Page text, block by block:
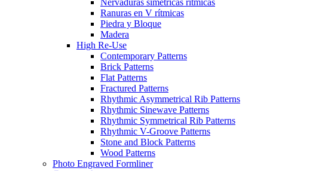
Ranuras en V rítmicas
Piedra y Bloque
Madera
High Re-Use
Contemporary Patterns
Brick Patterns
Flat Patterns
Fractured Patterns
Rhythmic Asymmetrical Rib Patterns
Rhythmic Sinewave Patterns
Rhythmic Symmetrical Rib Patterns
Rhythmic V-Groove Patterns
Stone and Block Patterns
Wood Patterns
Photo Engraved Formliner